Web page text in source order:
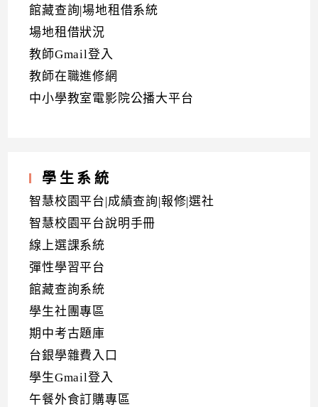
館藏查詢|場地租借系統
場地租借狀況
教師Gmail登入
教師在職進修網
中小學教室電影院公播大平台
學生系統
智慧校園平台|成績查詢|報修|選社
智慧校園平台說明手冊
線上選課系統
彈性學習平台
館藏查詢系統
學生社團專區
期中考古題庫
台銀學雜費入口
學生Gmail登入
午餐外食訂購專區